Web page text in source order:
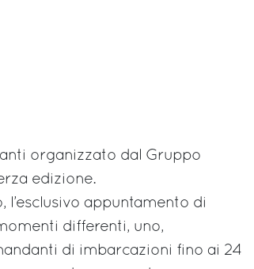
organizzato dal Gruppo
edizione.
l’esclusivo appuntamento di
differenti, uno,
di imbarcazioni fino ai 24